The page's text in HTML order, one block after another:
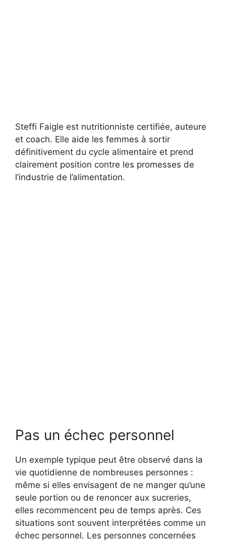
Steffi Faigle est nutritionniste certifiée, auteure
et coach. Elle aide les femmes à sortir
définitivement du cycle alimentaire et prend
clairement position contre les promesses de
l’industrie de l’alimentation.
Pas un échec personnel
Un exemple typique peut être observé dans la
vie quotidienne de nombreuses personnes :
même si elles envisagent de ne manger qu’une
seule portion ou de renoncer aux sucreries,
elles recommencent peu de temps après. Ces
situations sont souvent interprétées comme un
échec personnel. Les personnes concernées